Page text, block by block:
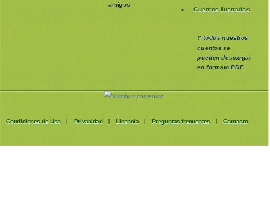
amigos
Cuentos ilustrados
Y todos nuestros
cuentos se
puedendescargar
en formato PDF
Condiciones de Uso | Privacidad | Licencia | Preguntas frecuentes | Contacto